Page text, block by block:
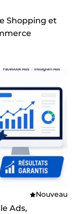
Shopping et
Nouveau
Ads,